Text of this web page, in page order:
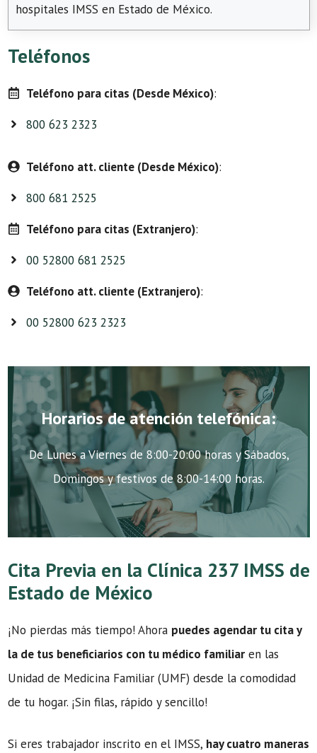
hospitales IMSS en Estado de México.
Teléfonos
Teléfono para citas (Desde México):
800 623 2323
Teléfono att. cliente (Desde México):
800 681 2525
Teléfono para citas (Extranjero):
00 52800 681 2525
Teléfono att. cliente (Extranjero):
00 52800 623 2323
Horarios de atención telefónica:
De Lunes a Viernes de 8:00-20:00 horas y Sábados,
Domingos y festivos de 8:00-14:00 horas.
Cita Previa en la Clínica 237 IMSS de
Estado de México
¡No pierdas más tiempo! Ahora puedes agendar tu cita y
la de tus beneficiarios con tu médico familiar en las
Unidad de Medicina Familiar (UMF) desde la comodidad
de tu hogar. ¡Sin filas, rápido y sencillo!
Si eres trabajador inscrito en el IMSS, hay cuatro maneras